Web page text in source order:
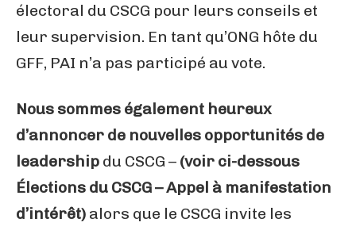
électoral du CSCG pour leurs conseils et
leur supervision. En tant qu’ONG hôte du
GFF, PAI n’a pas participé au vote.
Nous sommes également heureux
d’annoncer de nouvelles opportunités de
leadership du CSCG – (voir ci-dessous
Élections du CSCG – Appel à manifestation
d’intérêt) alors que le CSCG invite les